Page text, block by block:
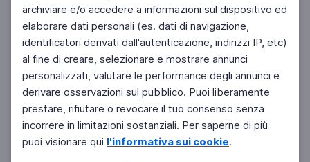
archiviare e/o accedere a informazioni sul dispositivo ed
elaborare dati personali (es. dati di navigazione,
identificatori derivati dall'autenticazione, indirizzi IP, etc)
al fine di creare, selezionare e mostrare annunci
personalizzati, valutare le performance degli annunci e
derivare osservazioni sul pubblico. Puoi liberamente
prestare, rifiutare o revocare il tuo consenso senza
incorrere in limitazioni sostanziali. Per saperne di più
puoi visionare qui l'informativa sui cookie.